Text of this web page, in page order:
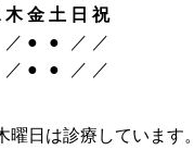
木 金 土 日 祝
／ ● ● ／ ／
／ ● ● ／ ／
日は診療しています。